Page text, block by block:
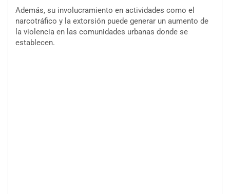
Además, su involucramiento en actividades como el
narcotráfico y la extorsión puede generar un aumento de
la violencia en las comunidades urbanas donde se
establecen.